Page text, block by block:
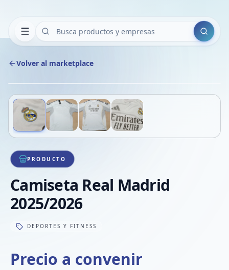
Buscar
Volver al marketplace
1/4
PRODUCTO
Camiseta Real Madrid
2025/2026
DEPORTES Y FITNESS
Precio a convenir